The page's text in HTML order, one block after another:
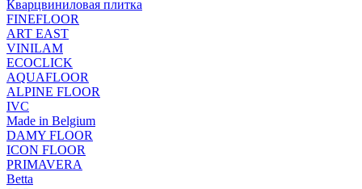
Кварцвиниловая плитка
FINEFLOOR
ART EAST
VINILAM
ECOCLICK
AQUAFLOOR
ALPINE FLOOR
IVC
Made in Belgium
DAMY FLOOR
ICON FLOOR
PRIMAVERA
Betta